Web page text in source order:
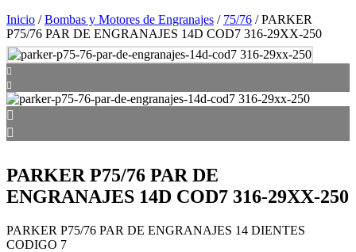
Inicio /Bombas y Motores de Engranajes / 75/76 / PARKER
P75/76 PAR DE ENGRANAJES 14D COD7 316-29XX-250
PARKER P75/76 PAR DE
ENGRANAJES 14D COD7 316-29XX-250
PARKER P75/76 PAR DE ENGRANAJES 14 DIENTES
CODIGO 7